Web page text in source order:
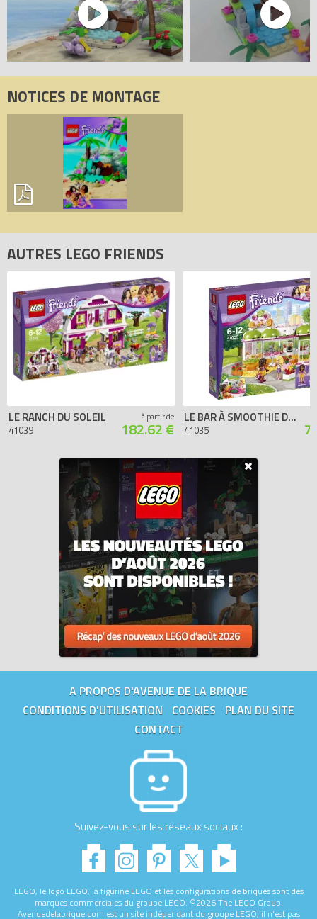
NOTICES DE MONTAGE
AUTRES LEGO FRIENDS
LE RANCH DU SOLEIL
41039
à partir de
182.62 €
LE BAR À SMOOTHIE DE HEARTLAKE CITY
41035
A PROPOS D'AVENUE DE LA BRIQUE
CONDITIONS D'UTILISATION
COOKIES
PLAN DU SITE
CONTACT
Suivez-vous sur les réseaux sociaux :
LEGO, le logo LEGO, la figurine LEGO et les configurations de briques sont des
marques commerciales du groupe LEGO. ©2026 The LEGO Group.
Avenuedelabrique.com est un site indépendant du groupe LEGO, il n'est pas